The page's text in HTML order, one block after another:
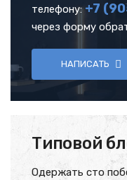
телефону:+7
через форму
НАПИСАТЬ
Типовой
Одержать сто